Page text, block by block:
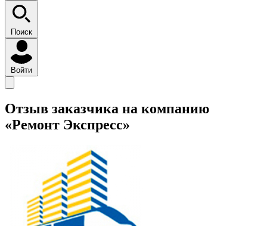
Поиск
Войти
Отзыв заказчика на компанию
«Ремонт Экспресс»